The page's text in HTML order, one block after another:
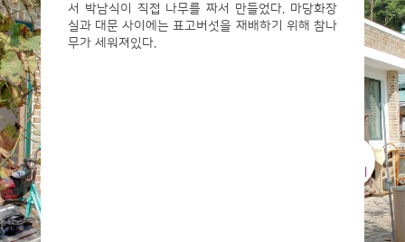
서 박남식이 직접 나무를 짜서 만들었다. 마당화장
실과 대문 사이에는 표고버섯을 재배하기 위해 참나
무가 세워져있다.